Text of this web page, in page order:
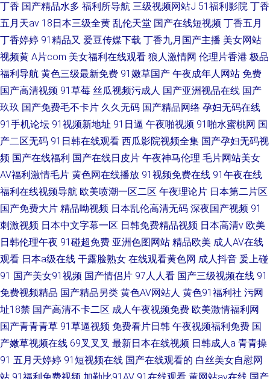
丁香 国产精品水多 福利所导航 三级视频网站J 51福利影院 丁香
五月天av 18日本三级全黄 乱伦天堂 国产在线短视频 丁香五月
丁香婷婷 91精品又 爱豆传媒下载 丁香九月国产主播 美女网站
视频黄 A片com 美女福利在线观看 狼人激情网 伦理片香港 极品
福利导航 黄色三级最新免费 91嫩草国产 午夜成年人网站 免费
国产高清视频 91草莓 丝瓜视频污成人 国产亚洲视品在线 国产
玖玖 国产免费毛不卡片 久久无码 国产精品网络 孕妇无码在线
91手机论坛 91视频新地址 91日逼 午夜啪视频 91啪水蜜桃网 国
产二区无码 91日韩在线观看 西瓜影院视频全集 国产孕妇无码视
频 国产在线福利 国产在线日皮片 午夜神马伦理 毛片网站美女
AV福利激情毛片 黄色网在线播放 91视频免费在线 91午夜在线
福利在线视频导航 欧美喷潮一区二区 午夜理论片 日本第二片区
国产免费大片 精品呦视频 日本乱伦高清无码 深夜国产视频 91
刺激视频 日本中文字幕一区 日韩免费精品视频 日本高清v 欧美
日韩伦理午夜 91碰超免费 亚洲色图网站 精品欧美 成人AV在线
观看 日本a级在线 干露脸熟女 在线观看黄色网 成人抖音 爰上碰
91 国产美女91视频 国产情侣片 97人人看 国产三级视频在线 91
免费视频精品 国产精品另类 黄色AV网站人 黄色91福利社 污网
址18禁 国产高清不卡二区 成人午夜视频免费 欧美激情福利网
国产青青青草 91草逼视频 免费看片日韩 午夜视频福利免费 国
产嫩草视频在线 69叉叉叉 最新日本在线视频 日韩成人a 青青操
91 五月天婷婷 91短视频在线 国产在线观看的 白丝美女自慰网